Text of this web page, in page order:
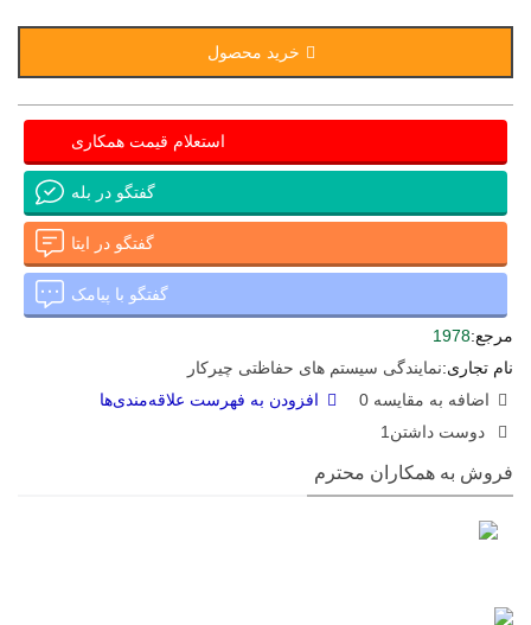
خرید محصول
استعلام قیمت همکاری
گفتگو در بله
گفتگو در ایتا
گفتگو با پیامک
مرجع:1978
نام تجاری:نمایندگی سیستم های حفاظتی چیرکار
اضافه به مقایسه 0
افزودن به فهرست علاقه‌مندی‌ها
دوست داشتن 1
فروش به همکاران محترم